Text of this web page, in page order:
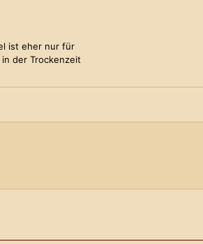
ist eher nur für
der Trockenzeit